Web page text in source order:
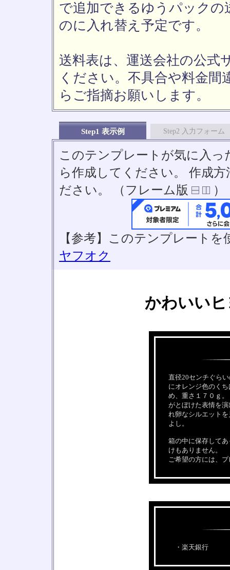
で追加できるゆうパックの
のに入れ替え予定です。
送料表は、運送会社の公式
ください。不具合や料金間
らご指摘お願いします。
Step1 表示例 Step2 入力フォーム
このテンプレートが気に入っ
ら作成してください。 作成
ださい。 （フレーム版
）
【参考】このテンプレート
ヤフオク
かわいい
直径20センチぐら
にオレンジ色のく
め、重さ１７０ｇ
がとぼけた表情を
れ卵なシルエット
よし。
箱の中に保存して
けもありません。
ご希望の方には、
・楽天銀行